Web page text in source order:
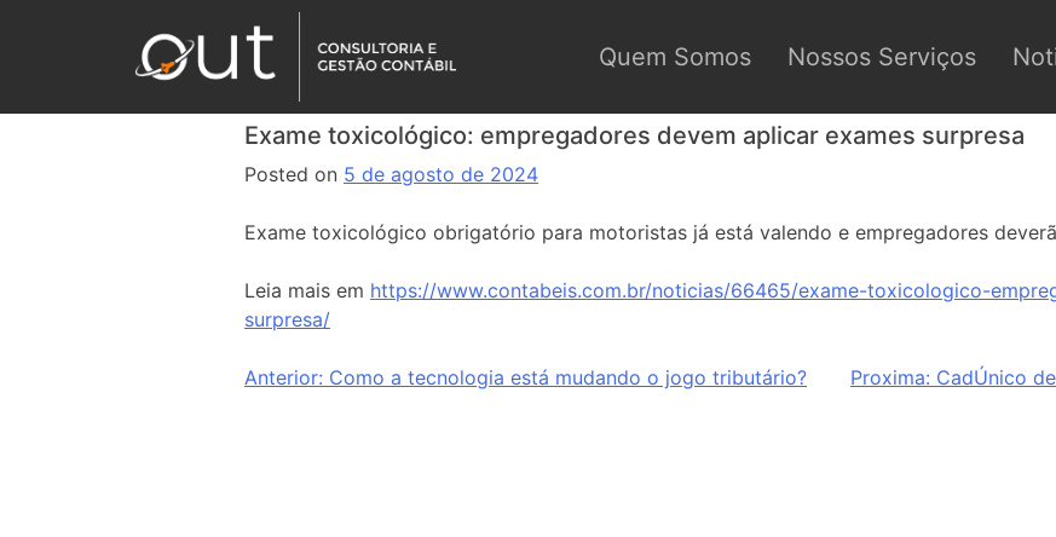
Quem Somos Nossos Serviços
Exame toxicológico: empregadores devem aplicar exames surpresa
Posted on 5 de agosto de 2024
Exame toxicológico obrigatório para motoristas já está valendo e empregadores
Leia mais em https://www.contabeis.com.br/noticias/66465/exame-toxicologico-
surpresa/
Anterior: Como a tecnologia está mudando o jogo tributário? Proxima: CadÚnico